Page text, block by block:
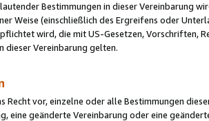
Bestimmungen in dieser Vereinbarung
Weise (einschließlich des Ergreifens oder
wird, die mit US-Gesetzen, Vorschriften,
dieser Vereinbarung gelten.
Recht vor, einzelne oder alle Bestimmungen
eine geänderte Vereinbarung oder eine